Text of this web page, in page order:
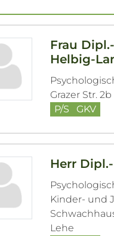
Frau
Helbig-
Grazer Str.
P/S
GKV
Herr
Kinder- und
Lehe